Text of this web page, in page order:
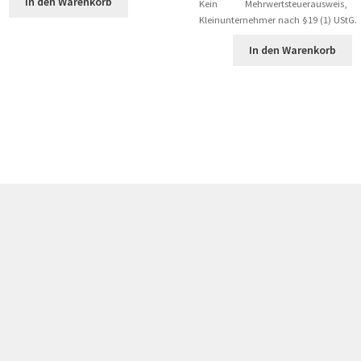
46,70 €
ist:
20,00 €.
Kein
Kleinunternehmer nach §19 (1) UStG.
In den Warenkorb